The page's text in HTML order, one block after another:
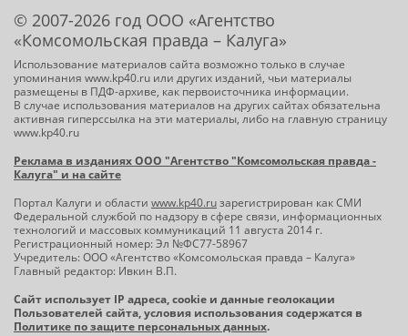
© 2007-2026 год ООО «Агентство
«Комсомольская правда – Калуга»
Использование материалов сайта возможно только в случае
упоминания www.kp40.ru или других изданий, чьи материалы
размещены в ПДФ-архиве, как первоисточника информации.
В случае использования материалов на других сайтах обязательна
активная гиперссылка на эти материалы, либо на главную страницу
www.kp40.ru
Реклама в изданиях ООО "Агентство "Комсомольская правда -
Калуга" и на сайте
Портал Калуги и области www.kp40.ruзарегистрирован как СМИ
Федеральной службой по надзору в сфере связи, информационных
технологий и массовых коммуникаций 11 августа 2014 г.
Регистрационный номер: Эл №ФС77-58967
Учредитель: ООО «Агентство «Комсомольская правда – Калуга»
Главный редактор: Ивкин В.П.
Сайт использует IP адреса, cookie и данные геолокации
Пользователей сайта, условия использования содержатся в
Политике по защите персональных данных.